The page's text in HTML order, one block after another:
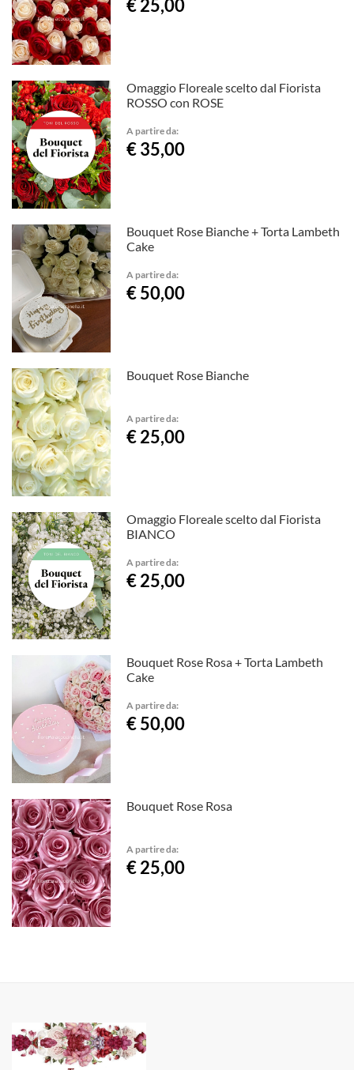
€ 25,00
Omaggio Floreale scelto dal Fiorista
ROSSO con ROSE
A partire da:
€ 35,00
Bouquet Rose Bianche + Torta Lambeth
Cake
A partire da:
€ 50,00
Bouquet Rose Bianche
A partire da:
€ 25,00
Omaggio Floreale scelto dal Fiorista
BIANCO
A partire da:
€ 25,00
Bouquet Rose Rosa + Torta Lambeth
Cake
A partire da:
€ 50,00
Bouquet Rose Rosa
A partire da:
€ 25,00